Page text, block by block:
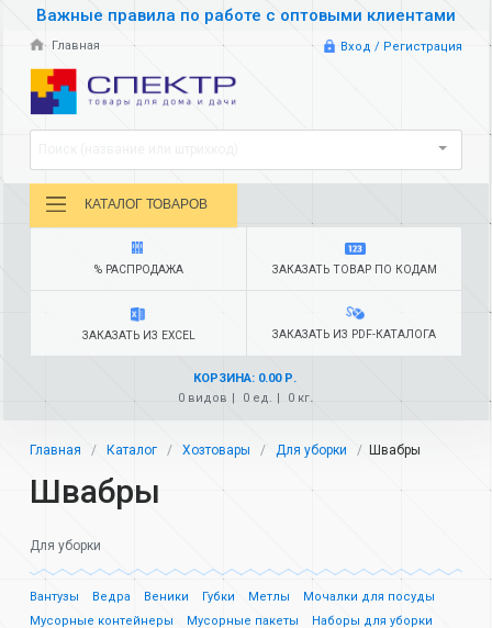
Важные правила по работе с оптовыми клиентами
Главная Вход / Регистрация
КАТАЛОГ ТОВАРОВ
% РАСПРОДАЖА ЗАКАЗАТЬ ТОВАР ПО КОДАМ
ЗАКАЗАТЬ ИЗ EXCEL ЗАКАЗАТЬ ИЗ PDF-КАТАЛОГА
КОРЗИНА: 0.00 Р.
0 видов
0 ед. 0 кг.
Главная Каталог Хозтовары Для уборки Швабры
Швабры
Для уборки
Вантузы Ведра Веники Губки Метлы
Мочалки для посуды
Мусорные контейнеры
Мусорные пакеты
Наборы для уборки